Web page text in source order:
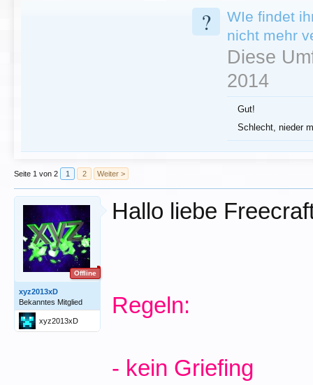
?
WIe findet
nicht mehr
Diese
2014
Gut!
Schlecht, nieder
Seite 1 von 2 1 2 Weiter >
Offline
xyz2013xD
Bekanntes Mitglied
xyz2013xD
Hallo liebe
Regeln:
- kein Griefing